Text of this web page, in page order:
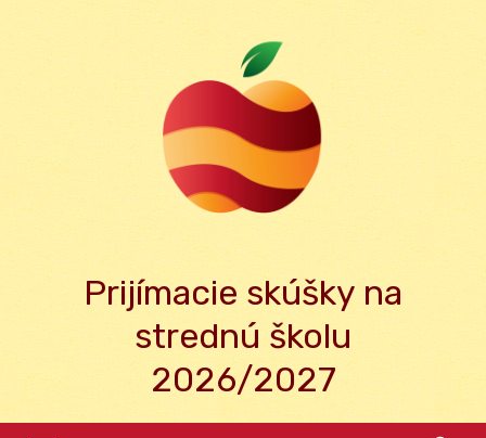
Prijímacie skúšky na
strednú školu
2026/2027